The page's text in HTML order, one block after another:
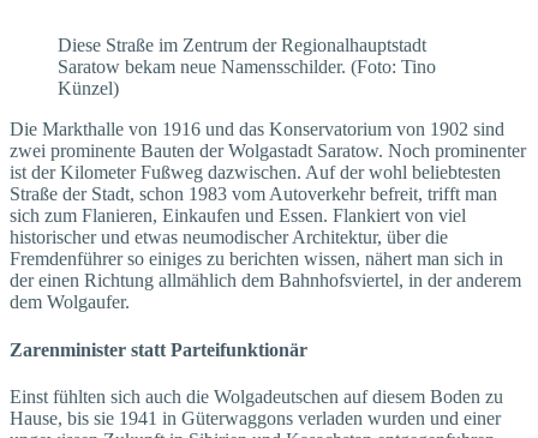
Diese Straße im Zentrum der Regionalhauptstadt
Saratow bekam neue Namensschilder. (Foto: Tino
Künzel)
Die Markthalle von 1916 und das Konservatorium von 1902 sind
zwei prominente Bauten der Wolgastadt Saratow. Noch prominenter
ist der Kilometer Fußweg dazwischen. Auf der wohl beliebtesten
Straße der Stadt, schon 1983 vom Autoverkehr befreit, trifft man
sich zum Flanieren, Einkaufen und Essen. Flankiert von viel
historischer und etwas neumodischer Architektur, über die
Fremdenführer so einiges zu berichten wissen, nähert man sich in
der einen Richtung allmählich dem Bahnhofsviertel, in der anderem
dem Wolgaufer.
Zarenminister statt Parteifunktionär
Einst fühlten sich auch die Wolgadeutschen auf diesem Boden zu
Hause, bis sie 1941 in Güterwaggons verladen wurden und einer